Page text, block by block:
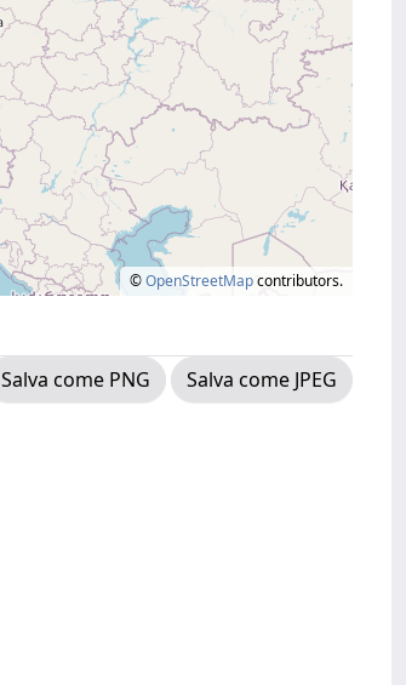
©OpenStreetMapcontributors.
Salva come PNG
Salva come JPEG